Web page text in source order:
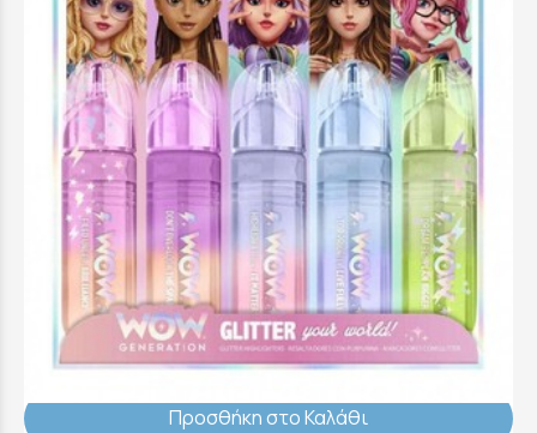
WOW Generation Glitter Highlighters
Markers 5 Colors - WOW00177
9,99 €
Προσθήκη στο Καλάθι